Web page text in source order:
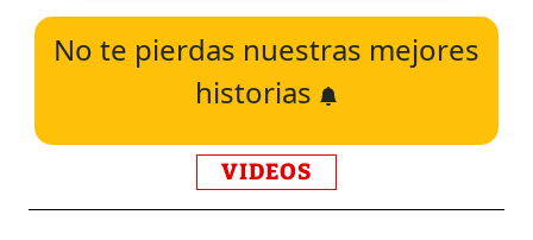
No te pierdas nuestras mejores
historias
VIDEOS